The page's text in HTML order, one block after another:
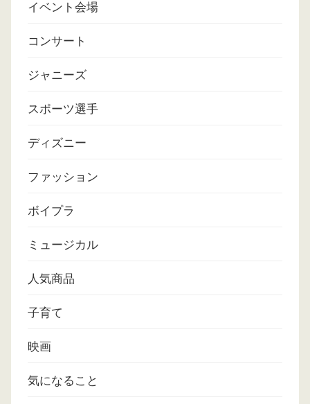
イベント会場
コンサート
ジャニーズ
スポーツ選手
ディズニー
ファッション
ボイプラ
ミュージカル
人気商品
子育て
映画
気になること